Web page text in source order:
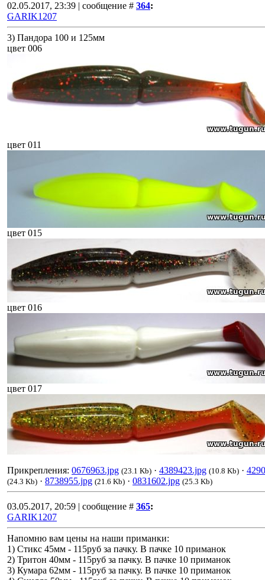
02.05.2017, 23:39 | сообщение # 364:
GARIK1207
3) Пандора 100 и 125мм
цвет 006
цвет 011
цвет 015
цвет 016
цвет 017
Прикрепления: 0676963.jpg (23.1 Kb) · 4389423.jpg (10.8 Kb) ·
(24.3 Kb) · 8738955.jpg (21.6 Kb) · 0831602.jpg (25.3 Kb)
03.05.2017, 20:59 | сообщение # 365:
GARIK1207
Напомню вам цены на наши приманки:
1) Стикс 45мм - 115руб за пачку. В пачке 10 приманок
2) Тритон 40мм - 115руб за пачку. В пачке 10 приманок
3) Кумара 62мм - 115руб за пачку. В пачке 10 приманок